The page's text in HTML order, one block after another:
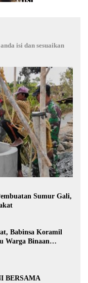
isi dan sesuaikan
Sumur Gali,
Babinsa Koramil
Warga Binaan
BERSAMA